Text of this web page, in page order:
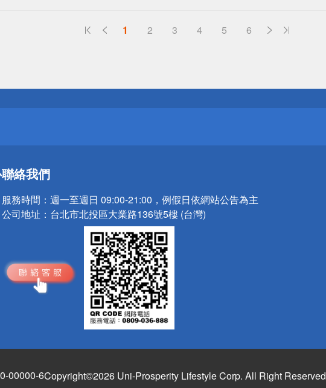
1 2 3 4 5 6
聯絡我們
服務時間： 週一至週日 09:00-21:00，例假日依網站公告為主
公司地址： 台北市北投區大業路136號5樓 (台灣)
00000-6Copyright©2026 Uni-Prosperity Lifestyle Corp. All Right Reserved